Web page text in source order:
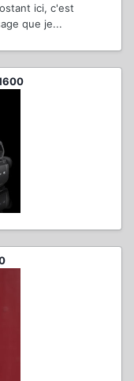
ici, c'est
que je...